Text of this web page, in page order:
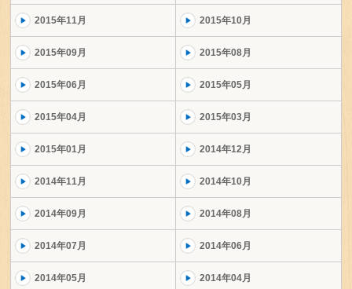
2015年11月 2015年10月
2015年09月 2015年08月
2015年06月 2015年05月
2015年04月 2015年03月
2015年01月 2014年12月
2014年11月 2014年10月
2014年09月 2014年08月
2014年07月 2014年06月
2014年05月 2014年04月